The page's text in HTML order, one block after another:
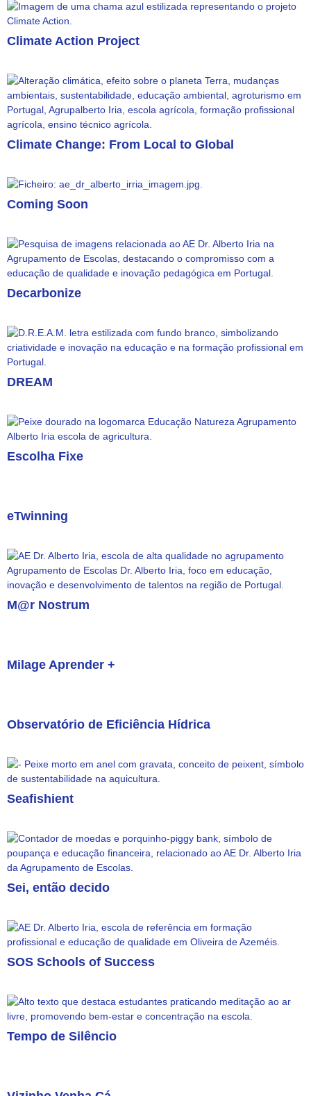
Climate Action Project
Climate Change: From Local to Global
Coming Soon
Decarbonize
DREAM
Escolha Fixe
eTwinning
M@r Nostrum
Milage Aprender +
Observatório de Eficiência Hídrica
Seafishient
Sei, então decido
SOS Schools of Success
Tempo de Silêncio